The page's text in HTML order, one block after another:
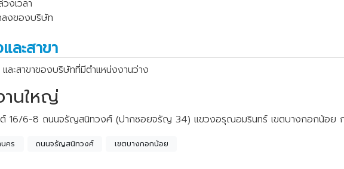
งเวลา
งของบริษัท
ละสาขา
ละสาขาของบริษัทที่มีตำแหน่งงานว่าง
นใหญ่
ต์ 16/6-8 ถนนจรัญสนิทวงศ์ (ปากซอยจรัญ 34) แขวงอรุณอมรินทร์ เขตบางกอกน้อย
คร ถนนจรัญสนิทวงศ์ เขตบางกอกน้อย